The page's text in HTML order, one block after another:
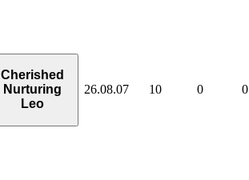
Cherished
Nurturing
Leo
26.08.07 10 0 0